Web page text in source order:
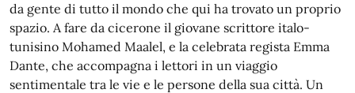
da gente di tutto il mondo che qui ha trovato un proprio
spazio. A fare da cicerone il giovane scrittore italo-
tunisino Mohamed Maalel, e la celebrata regista Emma
Dante, che accompagna i lettori in un viaggio
sentimentale tra le vie e le persone della sua città. Un